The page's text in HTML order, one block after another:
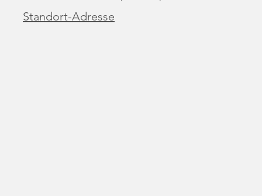
Standort-Adresse